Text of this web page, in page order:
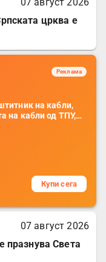
црква е
Реклама
на кабли,
на кабли од ТПУ,
кабли, без
телефони, комплет
Купи сега
07 август 2026
празнува Света